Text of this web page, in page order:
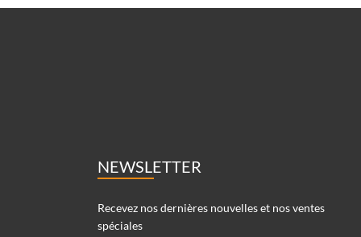
NEWSLETTER
Recevez nos dernières nouvelles et nos ventes
spéciales